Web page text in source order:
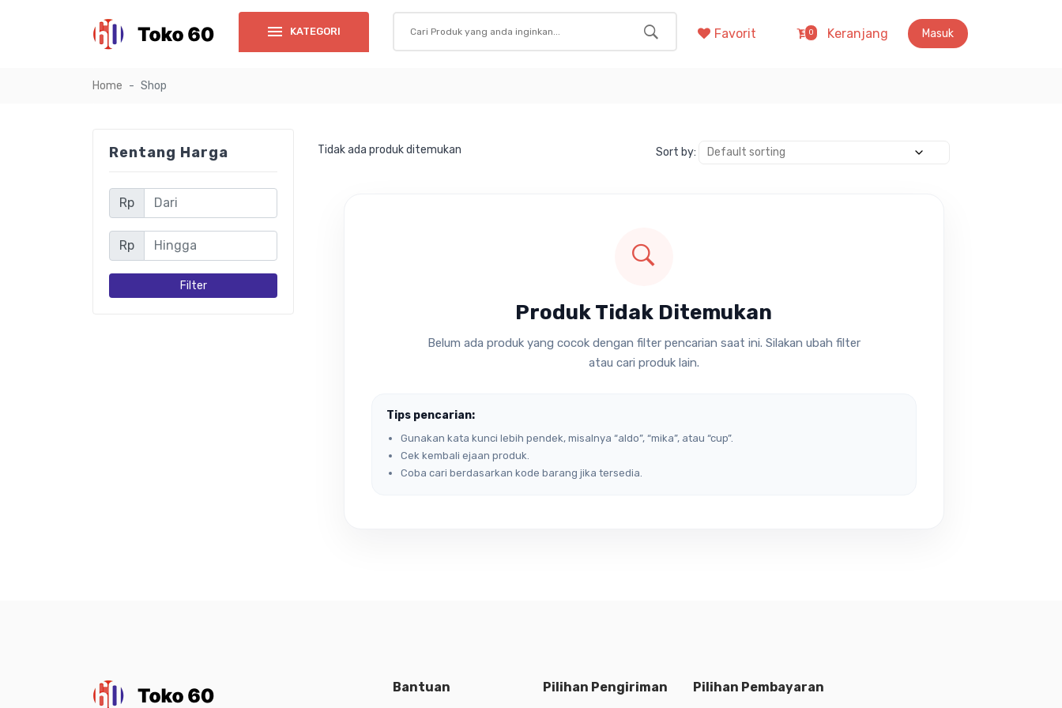
KATEGORI Favorit 0 Keranjang Masuk
Home Shop
Rentang Harga
Rp
Rp
Filter
Tidak ada produk ditemukan Sort by:
Produk Tidak Ditemukan
Belum ada produk yang cocok dengan filter pencarian saat ini. Silakan ubah filter
atau cari produk lain.
Tips pencarian:
Gunakan kata kunci lebih pendek, misalnya “aldo”, “mika”, atau “cup”.
Cek kembali ejaan produk.
Coba cari berdasarkan kode barang jika tersedia.
Bantuan Pilihan Pengiriman Pilihan Pembayaran